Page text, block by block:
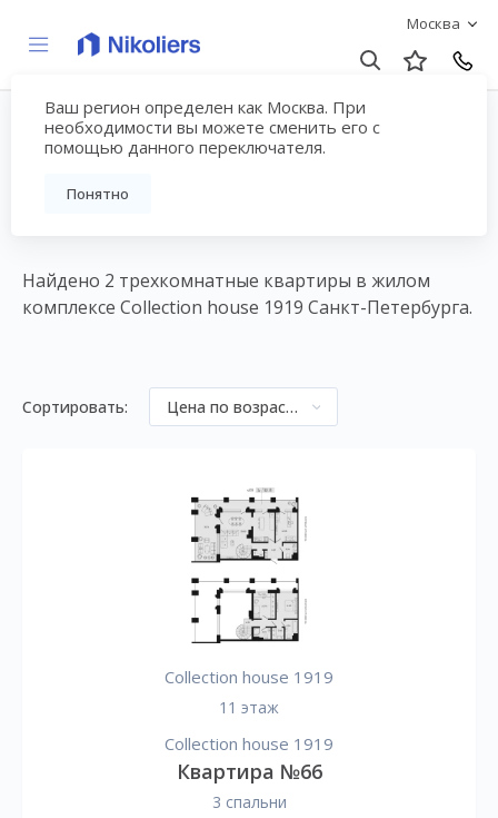
Москва
Ваш регион определен как Москва. При
необходимости вы можете сменить его с
помощью данного переключателя.
Понятно
3-комнатные квартиры
в ЖК Collection house
Найдено 2 трехкомнатные квартиры в жилом
комплексе Collection house 1919 Санкт-Петербурга.
Сортировать: Цена по возрастанию
Collection house 1919
11 этаж
Collection house 1919
Квартира №66
3 спальни